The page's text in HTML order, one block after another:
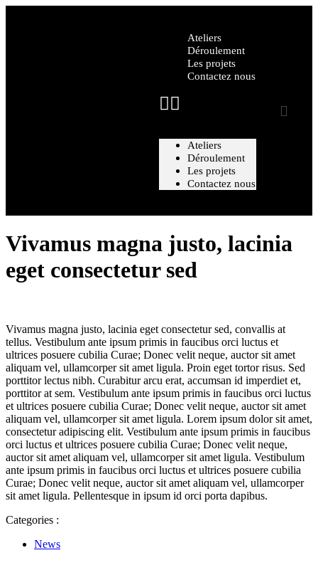
Ateliers
Déroulement
Les projets
Contactez nous
Ateliers
Déroulement
Les projets
Contactez nous
Vivamus magna justo, lacinia
eget consectetur sed
Vivamus magna justo, lacinia eget consectetur sed, convallis at
tellus. Vestibulum ante ipsum primis in faucibus orci luctus et
ultrices posuere cubilia Curae; Donec velit neque, auctor sit amet
aliquam vel, ullamcorper sit amet ligula. Proin eget tortor risus. Sed
porttitor lectus nibh. Curabitur arcu erat, accumsan id imperdiet et,
porttitor at sem. Vestibulum ante ipsum primis in faucibus orci luctus
et ultrices posuere cubilia Curae; Donec velit neque, auctor sit amet
aliquam vel, ullamcorper sit amet ligula. Lorem ipsum dolor sit amet,
consectetur adipiscing elit. Vestibulum ante ipsum primis in faucibus
orci luctus et ultrices posuere cubilia Curae; Donec velit neque,
auctor sit amet aliquam vel, ullamcorper sit amet ligula. Vestibulum
ante ipsum primis in faucibus orci luctus et ultrices posuere cubilia
Curae; Donec velit neque, auctor sit amet aliquam vel, ullamcorper
sit amet ligula. Pellentesque in ipsum id orci porta dapibus.
Categories :
News